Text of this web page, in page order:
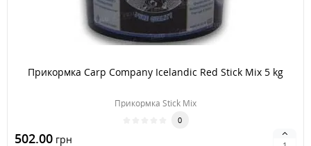
Прикормка Carp Company Icelandic Red Stick Mix 5 kg
Прикормка Stick Mix
0
502.00 грн